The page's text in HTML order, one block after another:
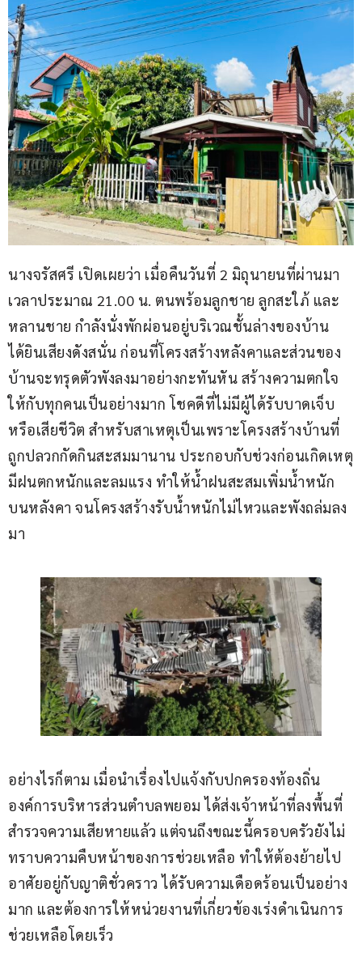
นางจรัสศรี เปิดเผยว่า เมื่อคืนวันที่ 2 มิถุนายนที่ผ่านมา
เวลาประมาณ 21.00 น. ตนพร้อมลูกชาย ลูกสะใภ้ และ
หลานชาย กำลังนั่งพักผ่อนอยู่บริเวณชั้นล่างของบ้าน
ได้ยินเสียงดังสนั่น ก่อนที่โครงสร้างหลังคาและส่วนของ
บ้านจะทรุดตัวพังลงมาอย่างกะทันหัน สร้างความตกใจ
ให้กับทุกคนเป็นอย่างมาก โชคดีที่ไม่มีผู้ได้รับบาดเจ็บ
หรือเสียชีวิต สำหรับสาเหตุเป็นเพราะโครงสร้างบ้านที่
ถูกปลวกกัดกินสะสมมานาน ประกอบกับช่วงก่อนเกิดเหตุ
มีฝนตกหนักและลมแรง ทำให้น้ำฝนสะสมเพิ่มน้ำหนัก
บนหลังคา จนโครงสร้างรับน้ำหนักไม่ไหวและพังถล่มลง
มา
อย่างไรก็ตาม เมื่อนำเรื่องไปแจ้งกับปกครองท้องถิ่น
องค์การบริหารส่วนตำบลพยอม ได้ส่งเจ้าหน้าที่ลงพื้นที่
สำรวจความเสียหายแล้ว แต่จนถึงขณะนี้ครอบครัวยังไม่
ทราบความคืบหน้าของการช่วยเหลือ ทำให้ต้องย้ายไป
อาศัยอยู่กับญาติชั่วคราว ได้รับความเดือดร้อนเป็นอย่าง
มาก และต้องการให้หน่วยงานที่เกี่ยวข้องเร่งดำเนินการ
ช่วยเหลือโดยเร็ว